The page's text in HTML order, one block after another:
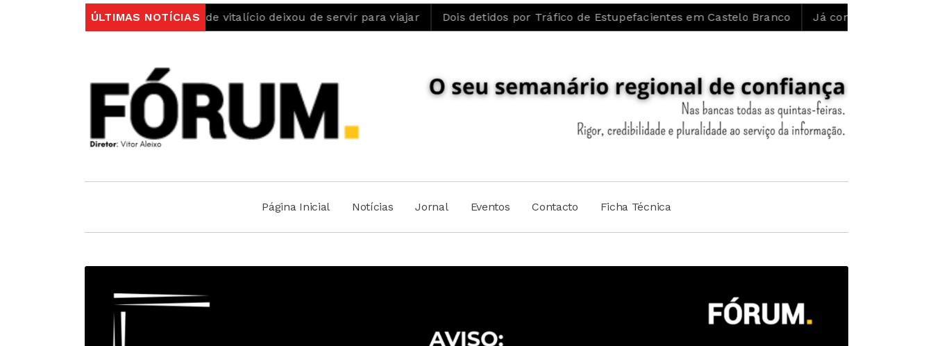
ÚLTIMAS NOTÍCIAS
Bilhete de Identidade vitalício deixou de servir para viajar Dois detidos por Tráfico de Estupefacientes em Castelo Branco Já começaram as obras de
Página Inicial Notícias Jornal Eventos Contacto Ficha Técnica